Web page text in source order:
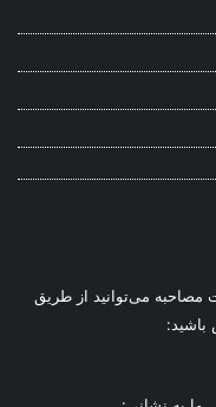
مصاحبه می‌توانید از طریق
باشید: